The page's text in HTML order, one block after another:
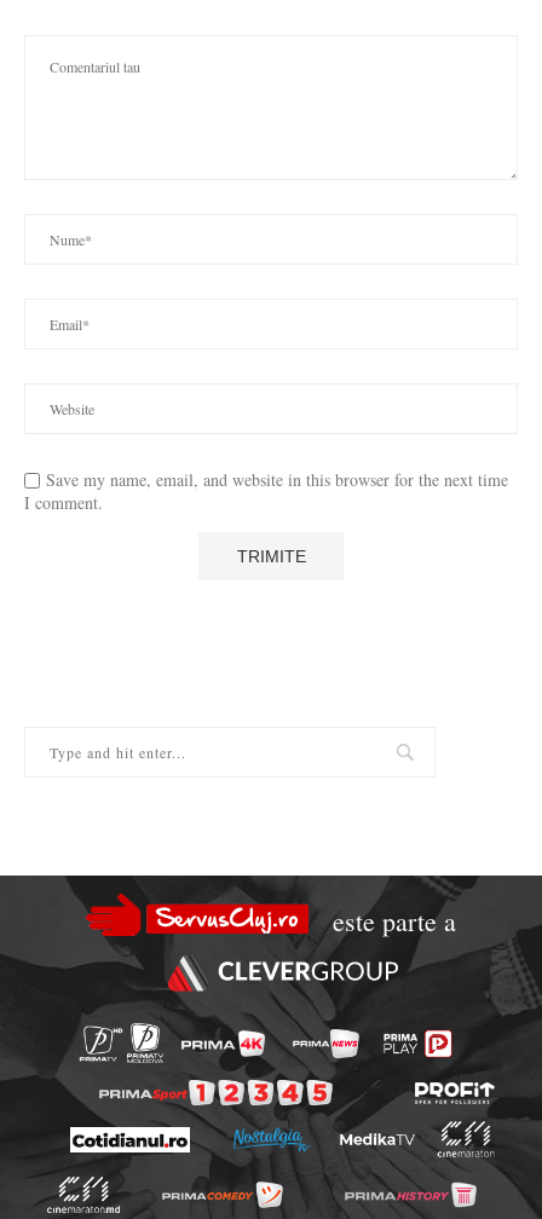
Save my name, email, and website in this browser for the next time
I comment.
este parte a